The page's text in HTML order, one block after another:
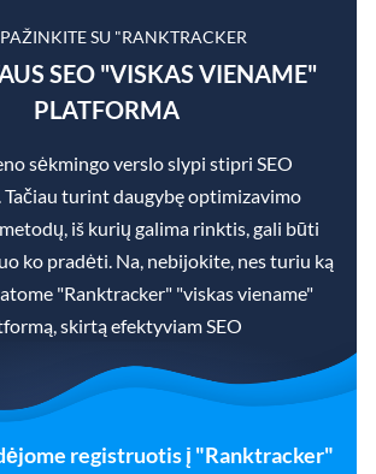
SU "RANKTRACKER
SEO "VISKAS VIENAME"
PLATFORMA
sėkmingo verslo slypi stipri SEO
Tačiau turint daugybę optimizavimo
iš kurių galima rinktis, gali būti
ko pradėti. Na, nebijokite, nes turiu ką
"Ranktracker" "viskas viename"
skirtą efektyviam SEO
registruotis į "Ranktracker"